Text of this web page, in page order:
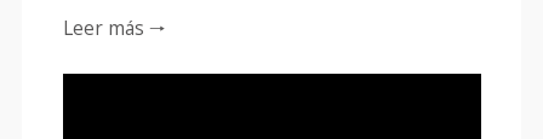
Leer más 🠒